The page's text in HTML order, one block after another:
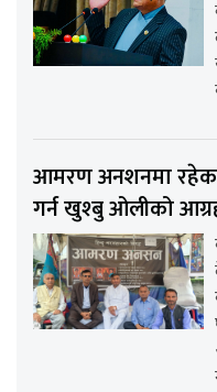
आमरण अनशनमा
गर्न खुश्बु ओलीको